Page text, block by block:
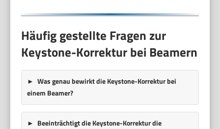
Häufig gestellte Fragen zur
Keystone-Korrektur bei Beamern
Was genau bewirkt die Keystone-Korrektur bei
einem Beamer?
Beeinträchtigt die Keystone-Korrektur die